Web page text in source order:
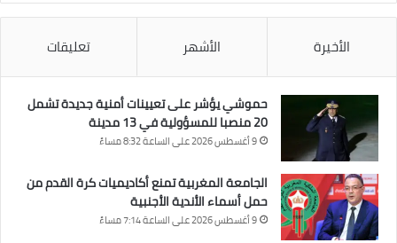
الأخيرة الأشهر تعليقات
حموشي يؤشر على تعيينات أمنية جديدة تشمل
20 منصبا للمسؤولية في 13 مدينة
9 أغسطس 2026 على الساعة 8:32 مساءً
الجامعة المغربية تمنع أكاديميات كرة القدم من
حمل أسماء الأندية الأجنبية
9 أغسطس 2026 على الساعة 7:14 مساءً